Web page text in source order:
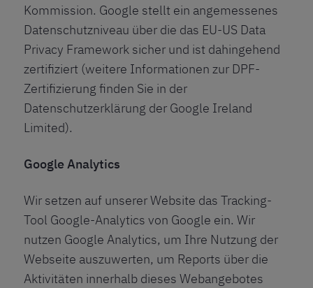
Kommission. Google stellt ein angemessenes
Datenschutzniveau über die das EU-US Data
Privacy Framework sicher und ist dahingehend
zertifiziert (weitere Informationen zur DPF-
Zertifizierung finden Sie in der
Datenschutzerklärung der Google Ireland
Limited).
Google Analytics
Wir setzen auf unserer Website das Tracking-
Tool Google-Analytics von Google ein. Wir
nutzen Google Analytics, um Ihre Nutzung der
Webseite auszuwerten, um Reports über die
Aktivitäten innerhalb dieses Webangebotes